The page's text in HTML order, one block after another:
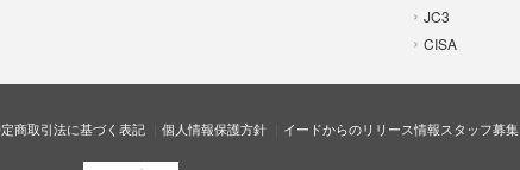
JC3
CISA
商取引法に基づく表記 個人情報保護方針 イードからのリリース情報スタッフ募集